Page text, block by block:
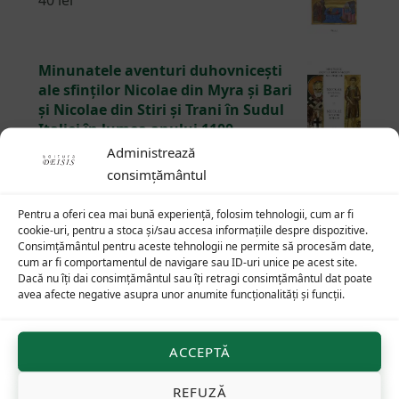
Administrează
consimțământul
Pentru a oferi cea mai bună experiență, folosim tehnologii, cum ar fi
cookie-uri, pentru a stoca și/sau accesa informațiile despre dispozitive.
Consimțământul pentru aceste tehnologii ne permite să procesăm date,
cum ar fi comportamentul de navigare sau ID-uri unice pe acest site.
Dacă nu îți dai consimțământul sau îți retragi consimțământul dat poate
avea afecte negative asupra unor anumite funcționalități și funcții.
ACCEPTĂ
REFUZĂ
Minunatele aventuri duhovnicești
ale sfinților Nicolae din Myra și Bari
și Nicolae din Stiri și Trani în Sudul
Italiei în lumea anului 1100
75lei
Footer